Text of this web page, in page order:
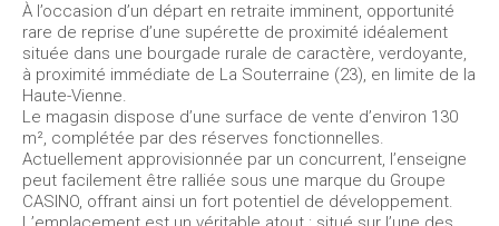
À l’occasion d’un départ en retraite imminent, opportunité
rare de reprise d’une supérette de proximité idéalement
située dans une bourgade rurale de caractère, verdoyante,
à proximité immédiate de La Souterraine (23), en limite de la
Haute-Vienne.
Le magasin dispose d’une surface de vente d’environ 130
m², complétée par des réserves fonctionnelles.
Actuellement approvisionnée par un concurrent, l’enseigne
peut facilement être ralliée sous une marque du Groupe
CASINO, offrant ainsi un fort potentiel de développement.